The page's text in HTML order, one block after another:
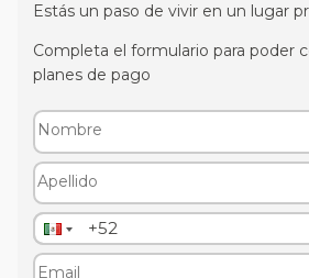
Estás un paso de vivir en un lugar
Completa el formulario para poder
planes de pago